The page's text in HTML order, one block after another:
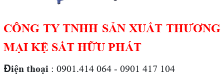
CÔNG TY TNHH SẢN XUẤT THƯƠNG
MẠI KỆ SẮT HỮU PHÁT
Điện thoại : 0901.414 064 - 0901 417 104